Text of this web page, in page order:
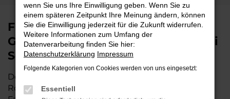
Finden Sie Ihren Audi A1
Gebrauchtwagen für Rotenburg bei
Schmidt + Koch
Der Audi A1 ist die perfekte Wahl für alle in
Rotenburg, die ein zuverlässiges und modernes
wenn Sie uns Ihre Einwilligung geben. Wenn Sie zu
einem späteren Zeitpunkt Ihre Meinung ändern, können
Sie die Einwilligung jederzeit für die Zukunft widerrufen.
Weitere Informationen zum Umfang der
Datenverarbeitung finden Sie hier:
Datenschutzerklärung Impressum
Folgende Kategorien von Cookies werden von uns eingesetzt:
Essentiell